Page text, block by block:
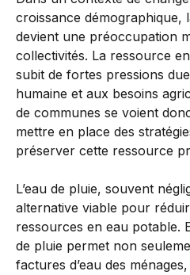
croissance démographique,
devient une préoccupation
collectivités. La ressource
subit de fortes pressions
humaine et aux besoins
de communes se voient
mettre en place des
préserver cette ressource
L’eau de pluie, souvent
alternative viable pour
ressources en eau potable.
de pluie permet non
factures d’eau des